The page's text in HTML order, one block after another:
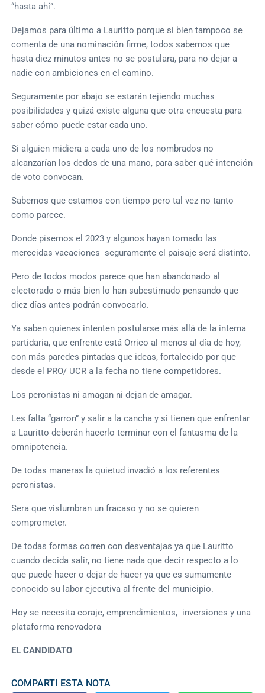
“hasta ahí”.
Dejamos para último a Lauritto porque si bien tampoco se
comenta de una nominación firme, todos sabemos que
hasta diez minutos antes no se postulara, para no dejar a
nadie con ambiciones en el camino.
Seguramente por abajo se estarán tejiendo muchas
posibilidades y quizá existe alguna que otra encuesta para
saber cómo puede estar cada uno.
Si alguien midiera a cada uno de los nombrados no
alcanzarían los dedos de una mano, para saber qué intención
de voto convocan.
Sabemos que estamos con tiempo pero tal vez no tanto
como parece.
Donde pisemos el 2023 y algunos hayan tomado las
merecidas vacaciones seguramente el paisaje será distinto.
Pero de todos modos parece que han abandonado al
electorado o más bien lo han subestimado pensando que
diez días antes podrán convocarlo.
Ya saben quienes intenten postularse más allá de la interna
partidaria, que enfrente está Orrico al menos al día de hoy,
con más paredes pintadas que ideas, fortalecido por que
desde el PRO/ UCR a la fecha no tiene competidores.
Los peronistas ni amagan ni dejan de amagar.
Les falta “garron” y salir a la cancha y si tienen que enfrentar
a Lauritto deberán hacerlo terminar con el fantasma de la
omnipotencia.
De todas maneras la quietud invadió a los referentes
peronistas.
Sera que vislumbran un fracaso y no se quieren
comprometer.
De todas formas corren con desventajas ya que Lauritto
cuando decida salir, no tiene nada que decir respecto a lo
que puede hacer o dejar de hacer ya que es sumamente
conocido su labor ejecutiva al frente del municipio.
Hoy se necesita coraje, emprendimientos, inversiones y una
plataforma renovadora
EL CANDIDATO
COMPARTI ESTA NOTA